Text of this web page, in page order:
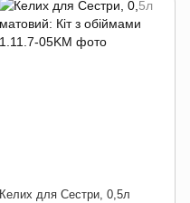
Келих для Сестри, 0,5л